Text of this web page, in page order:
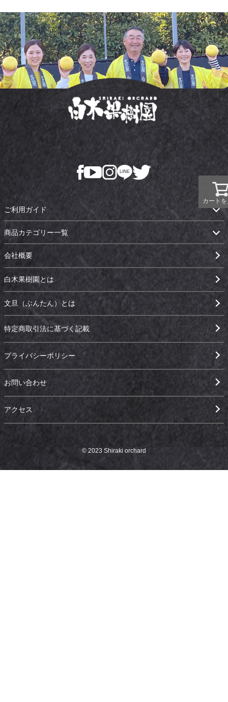
カート
ご利用ガイド
商品カテゴリー一覧
会社概要
白木果樹園とは
文旦（ぶんたん）とは
特定商取引法に基づく記載
プライバシーポリシー
お問い合わせ
アクセス
© 2023 Shiraki orchard